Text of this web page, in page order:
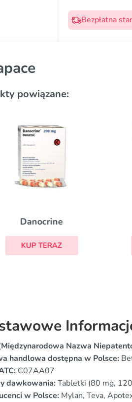
Bezpłatna
powiązane:
Danocrine
KUP TERAZ
Nazwa
handlowa dostępna w Polsce:
C07AA07
dawkowania:Tabletki (80 mg,
w Polsce: Mylan, Teva,